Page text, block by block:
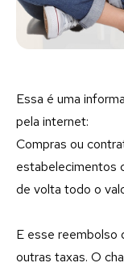
Essa é uma
pela internet:
Compras ou
estabelecimentos
de volta todo o
E esse reembolso
outras taxas. O